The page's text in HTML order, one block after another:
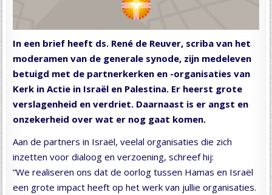
In een brief heeft ds. René de Reuver, scriba van het
moderamen van de generale synode, zijn medeleven
betuigd met de partnerkerken en -organisaties van
Kerk in Actie in Israël en Palestina. Er heerst grote
verslagenheid en verdriet. Daarnaast is er angst en
onzekerheid over wat er nog gaat komen.
Aan de partners in Israël, veelal organisaties die zich
inzetten voor dialoog en verzoening, schreef hij:
“We realiseren ons dat de oorlog tussen Hamas en Israël
een grote impact heeft op het werk van jullie organisaties.